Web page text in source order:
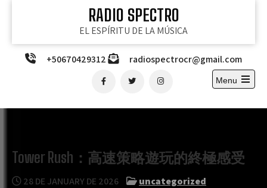
RADIO SPECTRO
EL ESPÍRITU DE LA MÚSICA
+50670429312 radiospectrocr@gmail.com
Menu
Open
main
Tower Rush：高速策略遊玩的終極感受
28 DE JANUARY DE 2026 uncategorized